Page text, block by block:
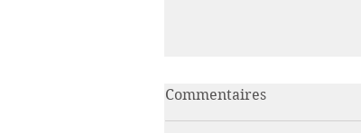
Commentaires